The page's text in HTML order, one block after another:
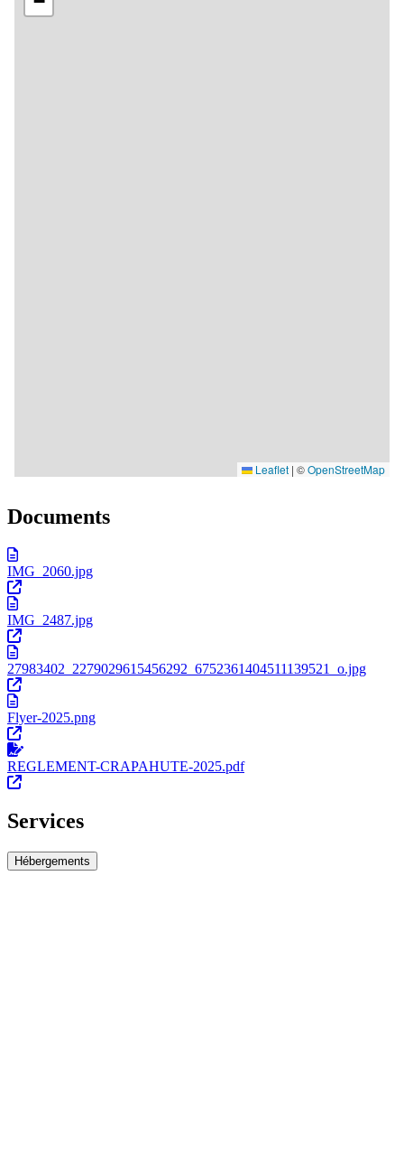
Documents
IMG_2060.jpg
IMG_2487.jpg
27983402_2279029615456292_6752361404511139521_o.jpg
Flyer-2025.png
REGLEMENT-CRAPAHUTE-2025.pdf
Services
Hébergements